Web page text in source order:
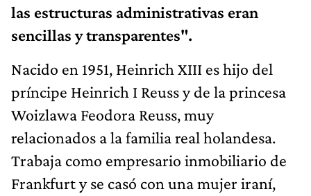
las estructuras administrativas eran
sencillas y transparentes".
Nacido en 1951, Heinrich XIII es hijo del
príncipe Heinrich I Reuss y de la princesa
Woizlawa Feodora Reuss, muy
relacionados a la familia real holandesa.
Trabaja como empresario inmobiliario de
Frankfurt y se casó con una mujer iraní,